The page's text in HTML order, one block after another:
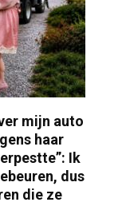
mijn auto
haar
Ik
dus
die ze